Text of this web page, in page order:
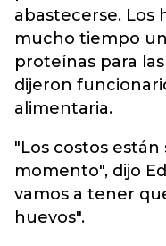
abastecerse. Los
mucho tiempo
proteínas para
dijeron
alimentaria.
"Los costos
momento", dijo
vamos a tener
huevos".